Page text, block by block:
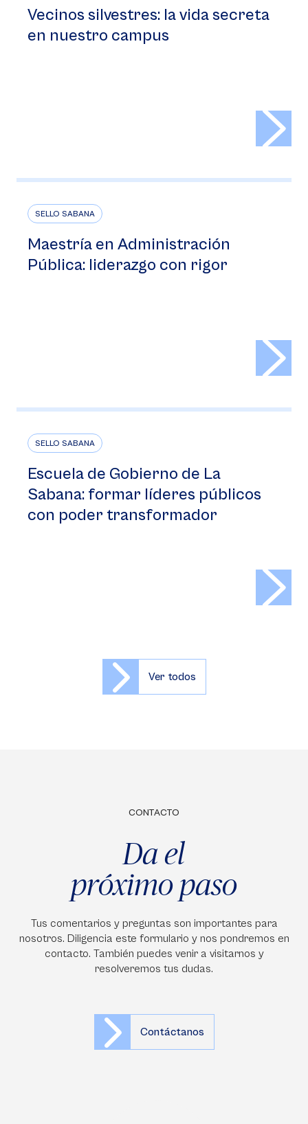
Vecinos silvestres: la vida secreta
en nuestro campus
SELLO SABANA
Maestría en Administración
Pública: liderazgo con rigor
SELLO SABANA
Escuela de Gobierno de La
Sabana: formar líderes públicos
con poder transformador
Ver todos
CONTACTO
Da el
próximo paso
Tus comentarios y preguntas son importantes para
nosotros. Diligencia este formulario y nos pondremos en
contacto. También puedes venir a visitarnos y
resolveremos tus dudas.
Contáctanos